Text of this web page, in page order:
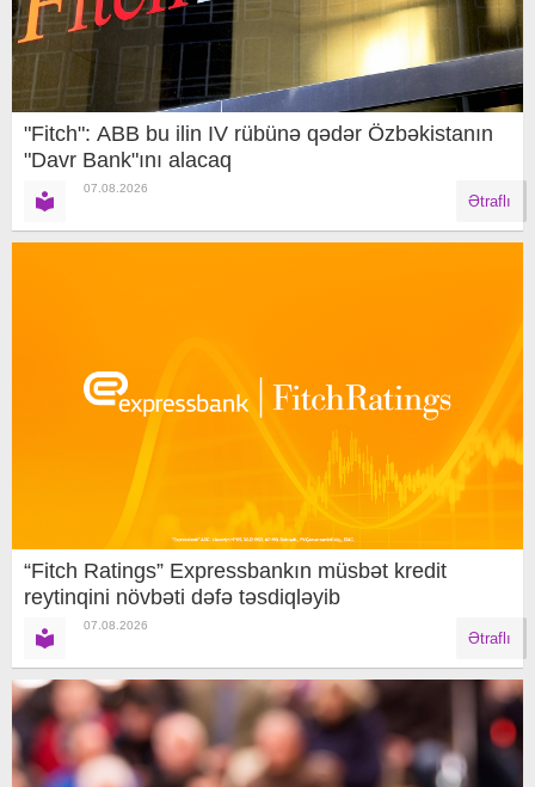
"Fitch": ABB bu ilin IV rübünə qədər Özbəkistanın
"Davr Bank"ını alacaq
07.08.2026
Ətraflı
“Fitch Ratings” Expressbankın müsbət kredit
reytinqini növbəti dəfə təsdiqləyib
07.08.2026
Ətraflı